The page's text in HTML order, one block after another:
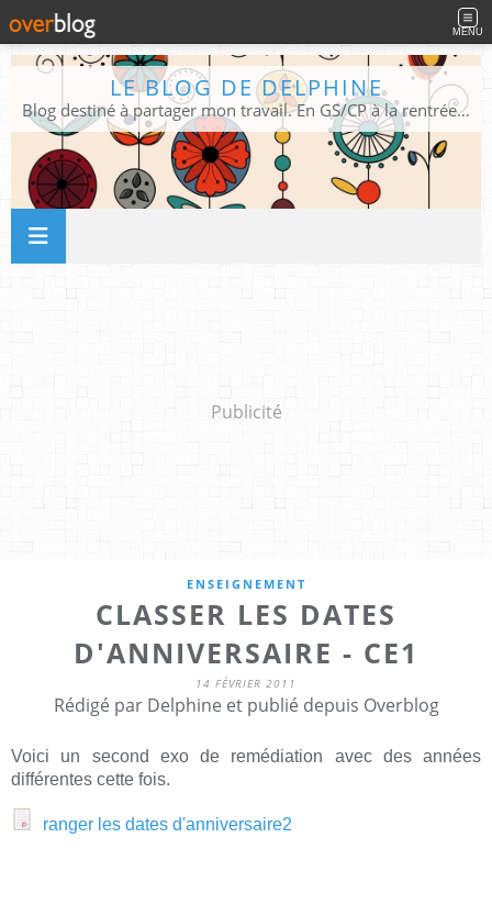
MENU
LE BLOG DE DELPHINE
Blog destiné à partager mon travail. En GS/CP à la rentrée 2026/2027 !
Publicité
ENSEIGNEMENT
CLASSER LES DATES
D'ANNIVERSAIRE - CE1
14 FÉVRIER 2011
Rédigé par Delphine et publié depuis Overblog
Voici un second exo de remédiation avec des années
différentes cette fois.
ranger les dates d'anniversaire2